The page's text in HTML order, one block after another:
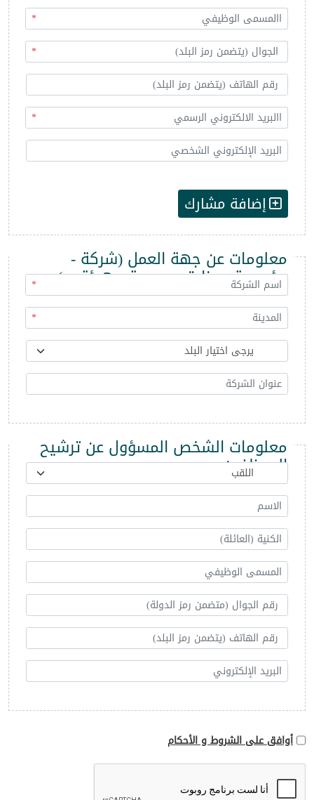
*
*
*
إضافة مشارك
معلومات عن جهة العمل (شركة -
مؤسسة - وزارة - مديرية - هيئة ...)
*
*
معلومات الشخص المسؤول عن ترشيح
الموظفين
أوافق على الشروط و الأحكام